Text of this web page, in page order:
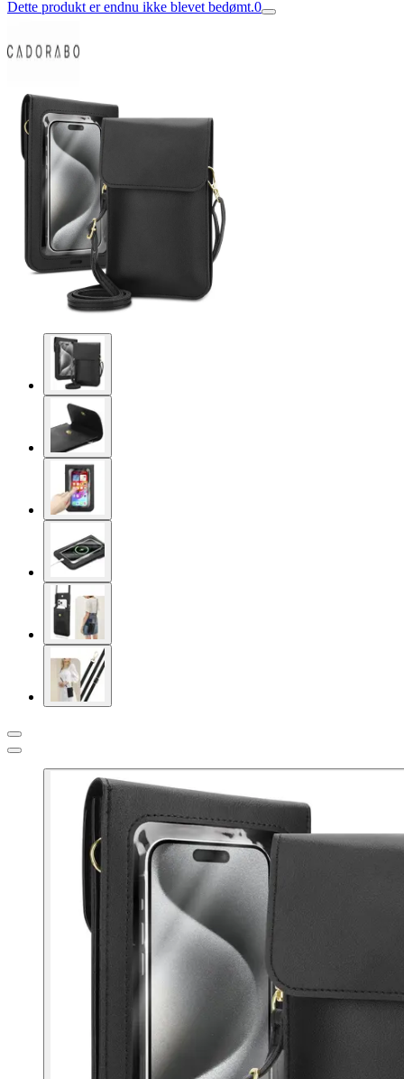
Dette produkt er endnu ikke blevet bedømt.0